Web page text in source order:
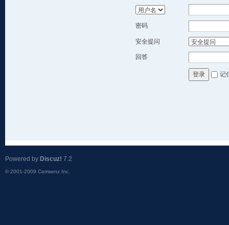
密码
安全提问
回答
登录 记
Powered by Discuz! 7.2
© 2001-2009 Comsenz Inc.